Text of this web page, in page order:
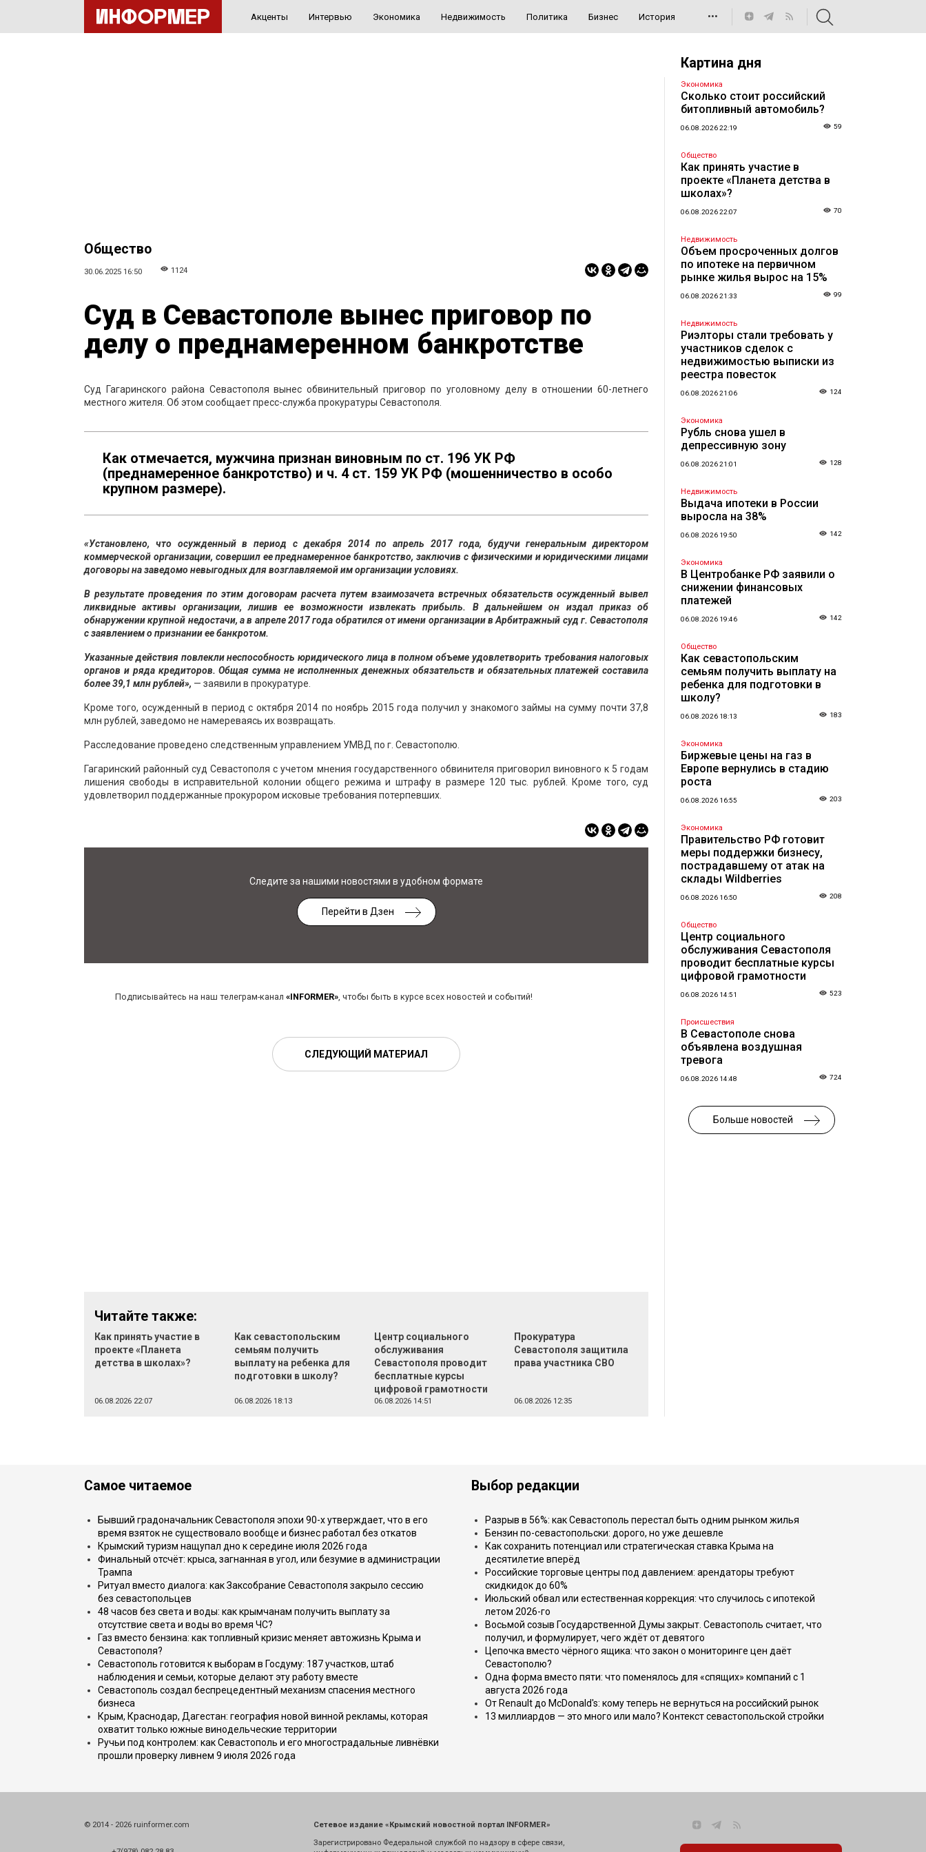
Акценты Интервью Экономика Недвижимость Политика Бизнес История •••
Общество
30.06.2025 16:50 1124
Суд в Севастополе вынес приговор по
делу о преднамеренном банкротстве
Суд Гагаринского района Севастополя вынес обвинительный приговор по уголовному делу в отношении 60-летнего
местного жителя. Об этом сообщает пресс-служба прокуратуры Севастополя.
Как отмечается, мужчина признан виновным по ст. 196 УК РФ
(преднамеренное банкротство) и ч. 4 ст. 159 УК РФ (мошенничество в особо
крупном размере).
«Установлено, что осужденный в период с декабря 2014 по апрель 2017 года, будучи генеральным директором
коммерческой организации, совершил ее преднамеренное банкротство, заключив с физическими и юридическими лицами
договоры на заведомо невыгодных для возглавляемой им организации условиях.
В результате проведения по этим договорам расчета путем взаимозачета встречных обязательств осужденный вывел
ликвидные активы организации, лишив ее возможности извлекать прибыль. В дальнейшем он издал приказ об
обнаружении крупной недостачи, а в апреле 2017 года обратился от имени организации в Арбитражный суд г. Севастополя
с заявлением о признании ее банкротом.
Указанные действия повлекли неспособность юридического лица в полном объеме удовлетворить требования налоговых
органов и ряда кредиторов. Общая сумма не исполненных денежных обязательств и обязательных платежей составила
более 39,1 млн рублей», — заявили в прокуратуре.
Кроме того, осужденный в период с октября 2014 по ноябрь 2015 года получил у знакомого займы на сумму почти 37,8
млн рублей, заведомо не намереваясь их возвращать.
Расследование проведено следственным управлением УМВД по г. Севастополю.
Гагаринский районный суд Севастополя с учетом мнения государственного обвинителя приговорил виновного к 5 годам
лишения свободы в исправительной колонии общего режима и штрафу в размере 120 тыс. рублей. Кроме того, суд
удовлетворил поддержанные прокурором исковые требования потерпевших.
Следите за нашими новостями в удобном формате
Перейти в Дзен
Подписывайтесь на наш телеграм-канал «INFORMER», чтобы быть в курсе всех новостей и событий!
СЛЕДУЮЩИЙ МАТЕРИАЛ
Читайте также:
Как принять участие в
проекте «Планета
детства в школах»?
06.08.2026 22:07
Как севастопольским
семьям получить
выплату на ребенка для
подготовки в школу?
06.08.2026 18:13
Центр социального
обслуживания
Севастополя проводит
бесплатные курсы
цифровой грамотности
06.08.2026 14:51
Прокуратура
Севастополя защитила
права участника СВО
06.08.2026 12:35
Картина дня
Экономика
Сколько стоит российский
битопливный автомобиль?
06.08.2026 22:19 59
Общество
Как принять участие в
проекте «Планета детства в
школах»?
06.08.2026 22:07 70
Недвижимость
Объем просроченных долгов
по ипотеке на первичном
рынке жилья вырос на 15%
06.08.2026 21:33 99
Недвижимость
Риэлторы стали требовать у
участников сделок с
недвижимостью выписки из
реестра повесток
06.08.2026 21:06 124
Экономика
Рубль снова ушел в
депрессивную зону
06.08.2026 21:01 128
Недвижимость
Выдача ипотеки в России
выросла на 38%
06.08.2026 19:50 142
Экономика
В Центробанке РФ заявили о
снижении финансовых
платежей
06.08.2026 19:46 142
Общество
Как севастопольским
семьям получить выплату на
ребенка для подготовки в
школу?
06.08.2026 18:13 183
Экономика
Биржевые цены на газ в
Европе вернулись в стадию
роста
06.08.2026 16:55 203
Экономика
Правительство РФ готовит
меры поддержки бизнесу,
пострадавшему от атак на
склады Wildberries
06.08.2026 16:50 208
Общество
Центр социального
обслуживания Севастополя
проводит бесплатные курсы
цифровой грамотности
06.08.2026 14:51 523
Происшествия
В Севастополе снова
объявлена воздушная
тревога
06.08.2026 14:48 724
Больше новостей
Самое читаемое
Бывший градоначальник Севастополя эпохи 90-х утверждает, что в его
время взяток не существовало вообще и бизнес работал без откатов
Крымский туризм нащупал дно к середине июля 2026 года
Финальный отсчёт: крыса, загнанная в угол, или безумие в администрации
Трампа
Ритуал вместо диалога: как Заксобрание Севастополя закрыло сессию
без севастопольцев
48 часов без света и воды: как крымчанам получить выплату за
отсутствие света и воды во время ЧС?
Газ вместо бензина: как топливный кризис меняет автожизнь Крыма и
Севастополя?
Севастополь готовится к выборам в Госдуму: 187 участков, штаб
наблюдения и семьи, которые делают эту работу вместе
Севастополь создал беспрецедентный механизм спасения местного
бизнеса
Крым, Краснодар, Дагестан: география новой винной рекламы, которая
охватит только южные винодельческие территории
Ручьи под контролем: как Севастополь и его многострадальные ливнёвки
прошли проверку ливнем 9 июля 2026 года
Выбор редакции
Разрыв в 56%: как Севастополь перестал быть одним рынком жилья
Бензин по-севастопольски: дорого, но уже дешевле
Как сохранить потенциал или стратегическая ставка Крыма на
десятилетие вперёд
Российские торговые центры под давлением: арендаторы требуют
скидкидок до 60%
Июльский обвал или естественная коррекция: что случилось с ипотекой
летом 2026-го
Восьмой созыв Государственной Думы закрыт. Севастополь считает, что
получил, и формулирует, чего ждёт от девятого
Цепочка вместо чёрного ящика: что закон о мониторинге цен даёт
Севастополю?
Одна форма вместо пяти: что поменялось для «спящих» компаний с 1
августа 2026 года
От Renault до McDonald's: кому теперь не вернуться на российский рынок
13 миллиардов — это много или мало? Контекст севастопольской стройки
© 2014 - 2026 ruinformer.com Сетевое издание «Крымский новостной портал INFORMER»
Зарегистрировано Федеральной службой по надзору в сфере связи,